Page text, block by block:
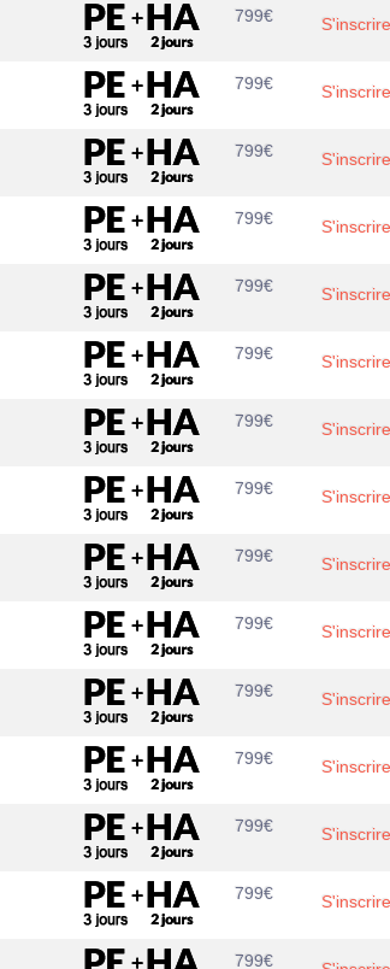
799€ S'inscrire
799€ S'inscrire
799€ S'inscrire
799€ S'inscrire
799€ S'inscrire
799€ S'inscrire
799€ S'inscrire
799€ S'inscrire
799€ S'inscrire
799€ S'inscrire
799€ S'inscrire
799€ S'inscrire
799€ S'inscrire
799€ S'inscrire
799€